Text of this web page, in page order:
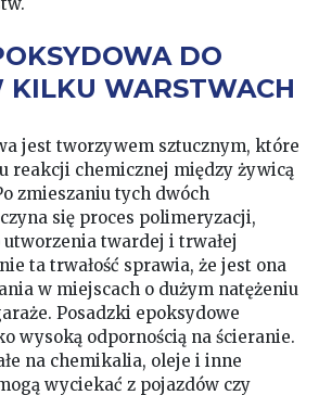
DO
KILKU WARSTWACH
jest tworzywem sztucznym, które
reakcji chemicznej między żywicą
zmieszaniu tych dwóch
się proces polimeryzacji,
twardej i trwałej
ta trwałość sprawia, że jest ona
w miejscach o dużym natężeniu
Posadzki epoksydowe
wysoką odpornością na ścieranie.
na chemikalia, oleje i inne
wyciekać z pojazdów czy